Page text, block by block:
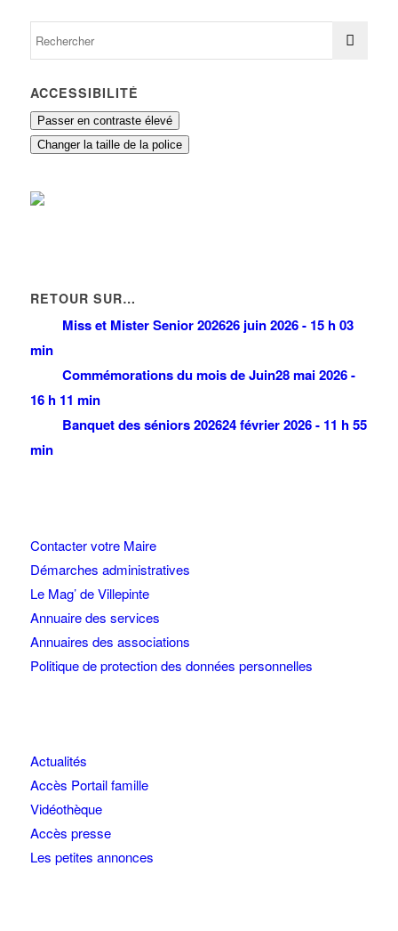
ACCESSIBILITÉ
Passer en contraste élevé
Changer la taille de la police
RETOUR SUR…
Miss et Mister Senior 202626 juin 2026 - 15 h 03
min
Commémorations du mois de Juin28 mai 2026 -
16 h 11 min
Banquet des séniors 202624 février 2026 - 11 h 55
min
Contacter votre Maire
Démarches administratives
Le Mag’ de Villepinte
Annuaire des services
Annuaires des associations
Politique de protection des données personnelles
Actualités
Accès Portail famille
Vidéothèque
Accès presse
Les petites annonces